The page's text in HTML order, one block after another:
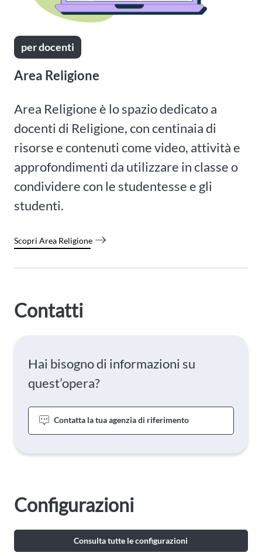
per docenti
Area Religione
Area Religione è lo spazio dedicato a
docenti di Religione, con centinaia di
risorse e contenuti come video, attività e
approfondimenti da utilizzare in classe o
condividere con le studentesse e gli
studenti.
Scopri Area Religione
Contatti
Hai bisogno di informazioni su
quest’opera?
Contatta la tua agenzia di riferimento
Configurazioni
Consulta tutte le configurazioni